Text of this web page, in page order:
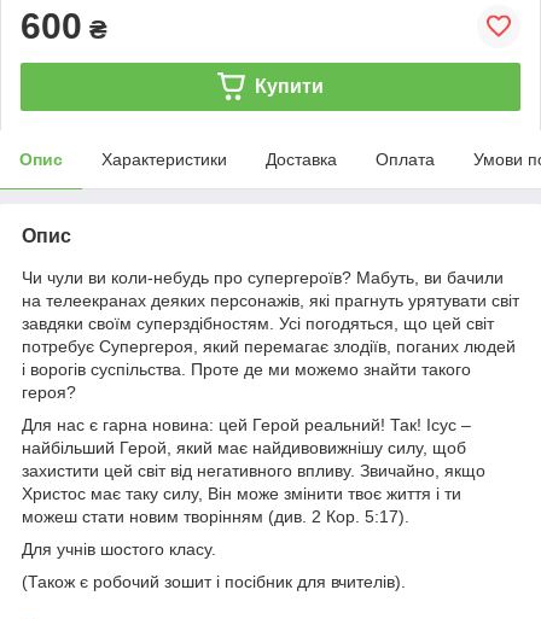
600 ₴
Купити
Опис Характеристики Доставка Оплата Умови
Опис
Чи чули ви коли-небудь про супергероїв? Мабуть, ви бачили
на телеекранах деяких персонажів, які прагнуть урятувати світ
завдяки своїм суперздібностям. Усі погодяться, що цей світ
потребує Супергероя, який перемагає злодіїв, поганих людей
і ворогів суспільства. Проте де ми можемо знайти такого
героя?
Для нас є гарна новина: цей Герой реальний! Так! Ісус –
найбільший Герой, який має найдивовижнішу силу, щоб
захистити цей світ від негативного впливу. Звичайно, якщо
Христос має таку силу, Він може змінити твоє життя і ти
можеш стати новим творінням (див. 2 Кор. 5:17).
Для учнів шостого класу.
(Також є робочий зошит і посібник для вчителів).